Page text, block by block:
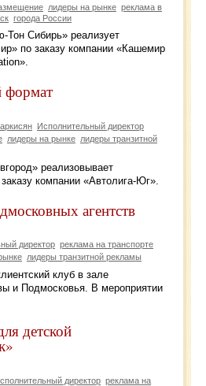
лидеры на рынке реклама в
города России
Тон Сибирь» реализует
по заказу компании «Кашемир
формат
Исполнительный директор
лидеры на рынке лидеры транзитной
реализовывает
компании «Автолига-Юг».
агентств
директор реклама на транспорте
лидеры транзитной рекламы
клуб в зале
и Подмосковья. В мероприятии
детской
директор реклама на